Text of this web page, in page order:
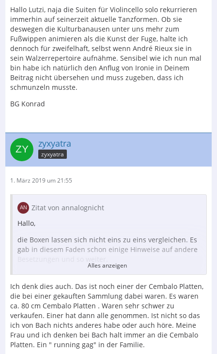
Hallo Lutzi, naja die Suiten für Violincello solo rekurrieren
immerhin auf seinerzeit aktuelle Tanzformen. Ob sie
deswegen die Kulturbanausen unter uns mehr zum
Fußwippen animieren als die Kunst der Fuge, halte ich
dennoch für zweifelhaft, selbst wenn André Rieux sie in
sein Walzerrepertoire aufnähme. Sensibel wie ich nun mal
bin habe ich natürlich den Anflug von Ironie in Deinem
Beitrag nicht übersehen und muss zugeben, dass ich
schmunzeln musste.
BG Konrad
zyxyatra
zyxyatra
1. März 2019 um 21:55
Zitat von annalognicht
Hallo,
die Boxen lassen sich nicht eins zu eins vergleichen. Es
gab in diesem Faden schon einige Hinweise auf andere
Ät - Zückzückzüllis,
Wie du schreibst willst du es dir nochmal anhören.
Wenn du als geneigter Klassikhörer bislang mit Bach
nicht zusammengekommen bist, dann würde es mich
wundern wenn diese Box deine Auffassung ändern
sollte.
Ich persönlich habe meine Probleme mit Wagner
Alles anzeigen
Ich denk dies auch. Das ist noch einer der Cembalo Platten,
die bei einer gekauften Sammlung dabei waren. Es waren
ca. 80 cm Cembalo Platten . Waren sehr schwer zu
verkaufen. Einer hat dann alle genommen. Ist nicht so das
ich von Bach nichts anderes habe oder auch höre. Meine
Frau und ich denken bei Bach halt immer an die Cembalo
Platten. Ein " running gag" in der Familie.